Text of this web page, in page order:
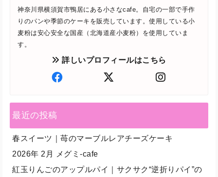
神奈川県横須賀市鴨居にある小さなcafe。自宅の一部で手作
りのパンや季節のケーキを販売しています。使用している小
麦粉は安心安全な国産（北海道産小麦粉）を使用していま
す。
詳しいプロフィールはこちら
最近の投稿
春スイーツ｜苺のマーブルレアチーズケーキ
2026年 2月 メグミ-cafe
紅玉りんごのアップルパイ｜サクサク“逆折りパイ”の